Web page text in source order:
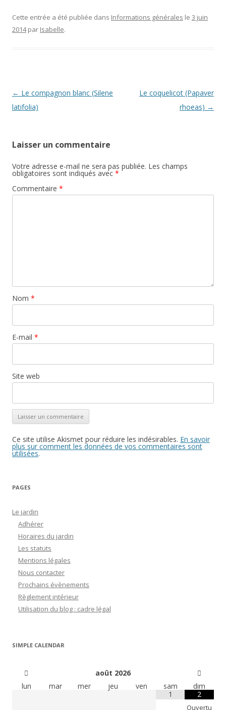
e
b
k
itt
er
ai ss p
k
Cette entrée a été publiée dans Informations générales le 3 juin
2014 par Isabelle.
Navigation
des
← Le compagnon blanc (Silene
latifolia)
Le coquelicot (Papaver
rhoeas) →
Laisser un commentaire
Votre adresse e-mail ne sera pas publiée. Les champs
obligatoires sont indiqués avec *
Commentaire *
Nom *
E-mail *
Site web
Ce site utilise Akismet pour réduire les indésirables. En savoir
plus sur comment les données de vos commentaires sont
utilisées.
PAGES
Le jardin
Adhérer
Horaires du jardin
Les statuts
Mentions légales
Nous contacter
Prochains évènements
Règlement intérieur
Utilisation du blog : cadre légal
SIMPLE CALENDAR
août 2026
lun
mar mer jeu ven sam
dim
1
2
Ouvertu